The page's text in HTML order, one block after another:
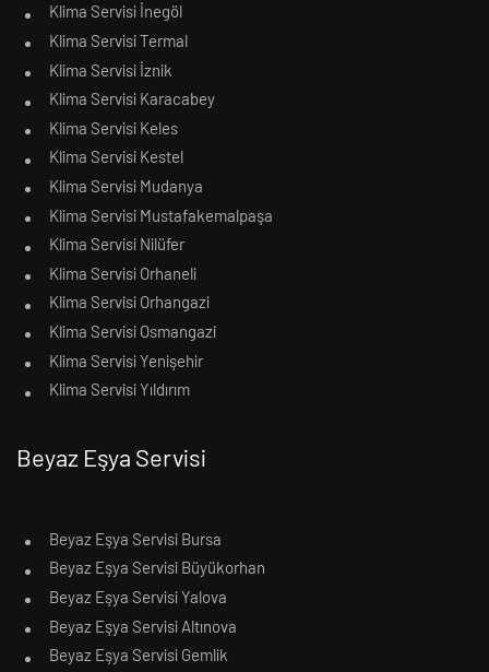
Klima Servisi İnegöl
Klima Servisi Termal
Klima Servisi İznik
Klima Servisi Karacabey
Klima Servisi Keles
Klima Servisi Kestel
Klima Servisi Mudanya
Klima Servisi Mustafakemalpaşa
Klima Servisi Nilüfer
Klima Servisi Orhaneli
Klima Servisi Orhangazi
Klima Servisi Osmangazi
Klima Servisi Yenişehir
Klima Servisi Yıldırım
Beyaz Eşya Servisi
Beyaz Eşya Servisi Bursa
Beyaz Eşya Servisi Büyükorhan
Beyaz Eşya Servisi Yalova
Beyaz Eşya Servisi Altınova
Beyaz Eşya Servisi Gemlik